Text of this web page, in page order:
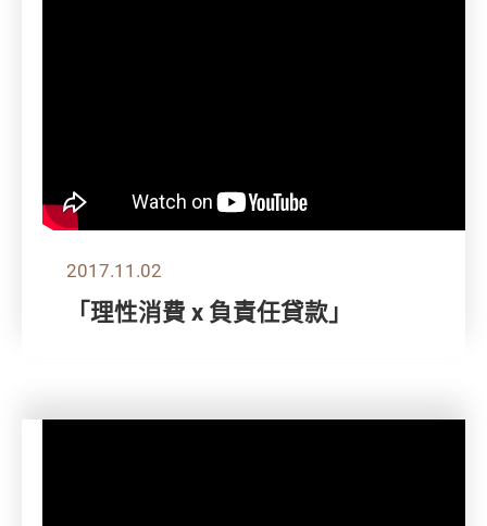
2017.11.02
「理性消費 x 負責任貸款」